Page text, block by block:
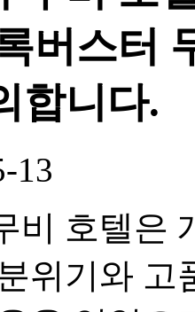
버스터
합니다.
13
비 호텔은
위기와 고